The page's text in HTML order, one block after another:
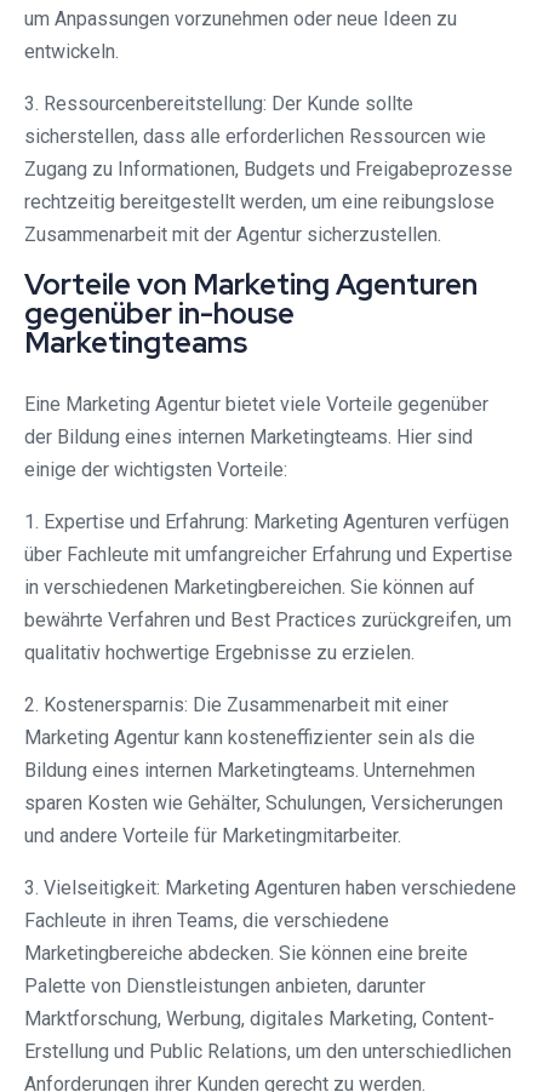
um Anpassungen vorzunehmen oder neue Ideen zu
entwickeln.
3. Ressourcenbereitstellung: Der Kunde sollte
sicherstellen, dass alle erforderlichen Ressourcen wie
Zugang zu Informationen, Budgets und Freigabeprozesse
rechtzeitig bereitgestellt werden, um eine reibungslose
Zusammenarbeit mit der Agentur sicherzustellen.
Vorteile von Marketing Agenturen
gegenüber in-house
Marketingteams
Eine Marketing Agentur bietet viele Vorteile gegenüber
der Bildung eines internen Marketingteams. Hier sind
einige der wichtigsten Vorteile:
1. Expertise und Erfahrung: Marketing Agenturen verfügen
über Fachleute mit umfangreicher Erfahrung und Expertise
in verschiedenen Marketingbereichen. Sie können auf
bewährte Verfahren und Best Practices zurückgreifen, um
qualitativ hochwertige Ergebnisse zu erzielen.
2. Kostenersparnis: Die Zusammenarbeit mit einer
Marketing Agentur kann kosteneffizienter sein als die
Bildung eines internen Marketingteams. Unternehmen
sparen Kosten wie Gehälter, Schulungen, Versicherungen
und andere Vorteile für Marketingmitarbeiter.
3. Vielseitigkeit: Marketing Agenturen haben verschiedene
Fachleute in ihren Teams, die verschiedene
Marketingbereiche abdecken. Sie können eine breite
Palette von Dienstleistungen anbieten, darunter
Marktforschung, Werbung, digitales Marketing, Content-
Erstellung und Public Relations, um den unterschiedlichen
Anforderungen ihrer Kunden gerecht zu werden.